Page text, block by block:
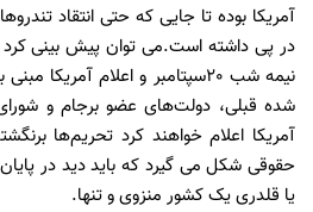
آمریکا بوده تا جایی که حتی انتقاد
در پی داشته است.می توان پیش بینی کرد
نیمه شب 20سپتامبر و اعلام
شده قبلی، دولت‌های عضو برجام و
آمریکا اعلام خواهند کرد تحریم‌ها
حقوقی شکل می گیرد که باید دید در
یا قلدری یک کشور منزوی و تنها.